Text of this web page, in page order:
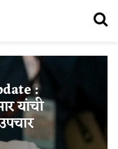
:
यांची